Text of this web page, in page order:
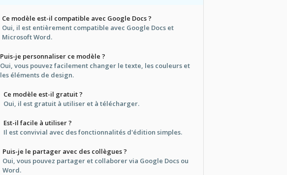
Ce modèle est-il compatible avec Google Docs ?
Oui, il est entièrement compatible avec Google Docs et
Microsoft Word.
Puis-je personnaliser ce modèle ?
Oui, vous pouvez facilement changer le texte, les couleurs et
les éléments de design.
Ce modèle est-il gratuit ?
Oui, il est gratuit à utiliser et à télécharger.
Est-il facile à utiliser ?
Il est convivial avec des fonctionnalités d'édition simples.
Puis-je le partager avec des collègues ?
Oui, vous pouvez partager et collaborer via Google Docs ou
Word.